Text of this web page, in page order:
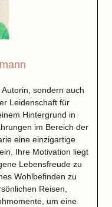
sondern auch
Leidenschaft für
Hintergrund in
im Bereich der
eine einzigartige
Ihre Motivation liegt
Lebensfreude zu
Wohlbefinden zu
Reisen,
um eine